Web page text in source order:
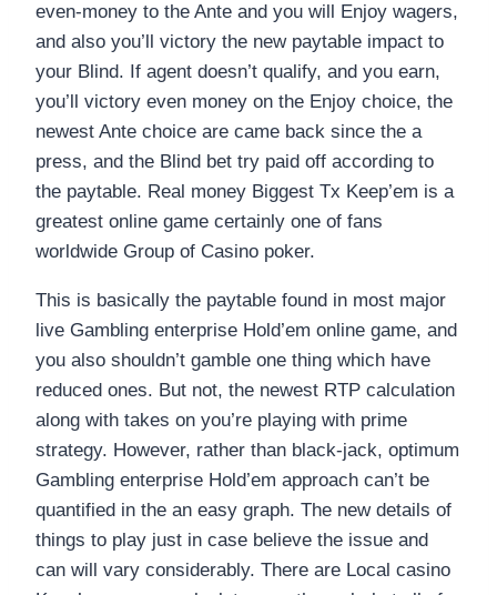
even-money to the Ante and you will Enjoy wagers,
and also you’ll victory the new paytable impact to
your Blind. If agent doesn’t qualify, and you earn,
you’ll victory even money on the Enjoy choice, the
newest Ante choice are came back since the a
press, and the Blind bet try paid off according to
the paytable. Real money Biggest Tx Keep’em is a
greatest online game certainly one of fans
worldwide Group of Casino poker.
This is basically the paytable found in most major
live Gambling enterprise Hold’em online game, and
you also shouldn’t gamble one thing which have
reduced ones. But not, the newest RTP calculation
along with takes on you’re playing with prime
strategy. However, rather than black-jack, optimum
Gambling enterprise Hold’em approach can’t be
quantified in the an easy graph. The new details of
things to play just in case believe the issue and
can will vary considerably. There are Local casino